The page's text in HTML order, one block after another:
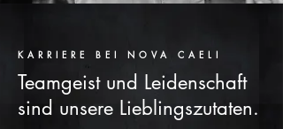
KARRIERE BEI NOVA CAELI
Teamgeist und Leidenschaft
sind unsere Lieblingszutaten.